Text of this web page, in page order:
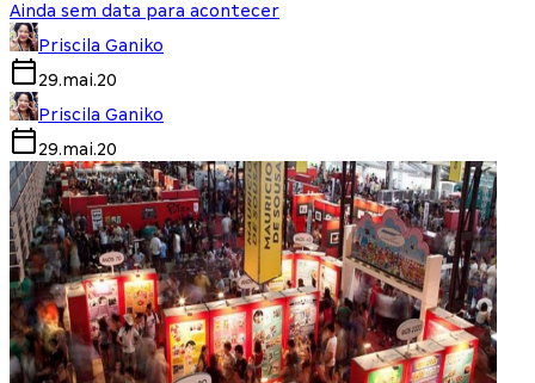
Ainda sem data para acontecer
Priscila Ganiko
29.mai.20
Priscila Ganiko
29.mai.20